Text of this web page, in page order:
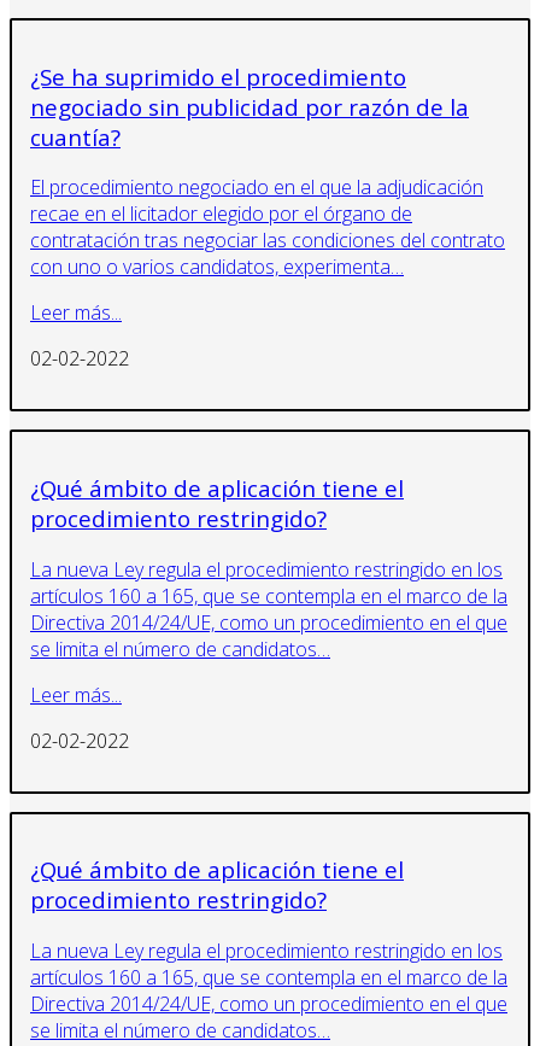
¿Se ha suprimido el procedimiento
negociado sin publicidad por razón de la
cuantía?
El procedimiento negociado en el que la adjudicación
recae en el licitador elegido por el órgano de
contratación tras negociar las condiciones del contrato
con uno o varios candidatos, experimenta…
Leer más...
02-02-2022
¿Qué ámbito de aplicación tiene el
procedimiento restringido?
La nueva Ley regula el procedimiento restringido en los
artículos 160 a 165, que se contempla en el marco de la
Directiva 2014/24/UE, como un procedimiento en el que
se limita el número de candidatos…
Leer más...
02-02-2022
¿Qué ámbito de aplicación tiene el
procedimiento restringido?
La nueva Ley regula el procedimiento restringido en los
artículos 160 a 165, que se contempla en el marco de la
Directiva 2014/24/UE, como un procedimiento en el que
se limita el número de candidatos…